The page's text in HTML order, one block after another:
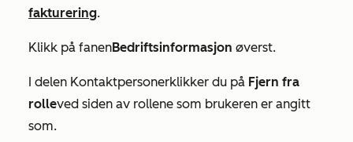
fakturering.
Klikk på fanenBedriftsinformasjon øverst.
delen Kontaktpersonerklikker du på Fjern fra
rolleved siden av rollene som brukeren er angitt
som.